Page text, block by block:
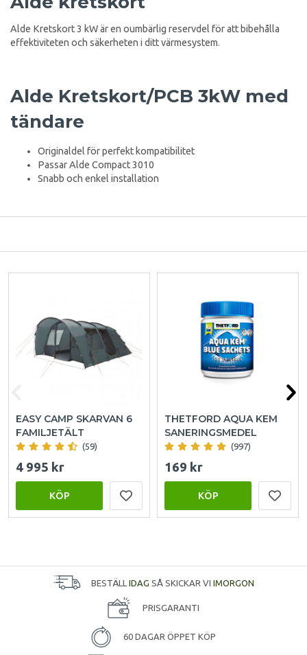
Alde Kretskort 3 kW är en oumbärlig reservdel för att bibehålla
effektiviteten och säkerheten i ditt värmesystem.
Alde Kretskort/PCB 3kW med
tändare
Originaldel för perfekt kompatibilitet
Passar Alde Compact 3010
Snabb och enkel installation
EASY CAMP SKARVAN 6
FAMILJETÄLT
(59)
4 995 kr
KÖP
THETFORD AQUA KEM
SANERINGSMEDEL
(997)
169 kr
KÖP
BESTÄLL IDAG SÅ SKICKAR VI IMORGON
PRISGARANTI
60 DAGAR ÖPPET KÖP